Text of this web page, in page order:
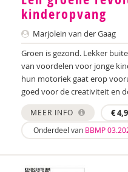
kinderopvang
Marjolein van der Gaag
Groen is gezond. Lekker
van voordelen voor jonge
hun motoriek gaat erop
goed voor de creativiteit en
MEER INFO €
Onderdeel van BBMP